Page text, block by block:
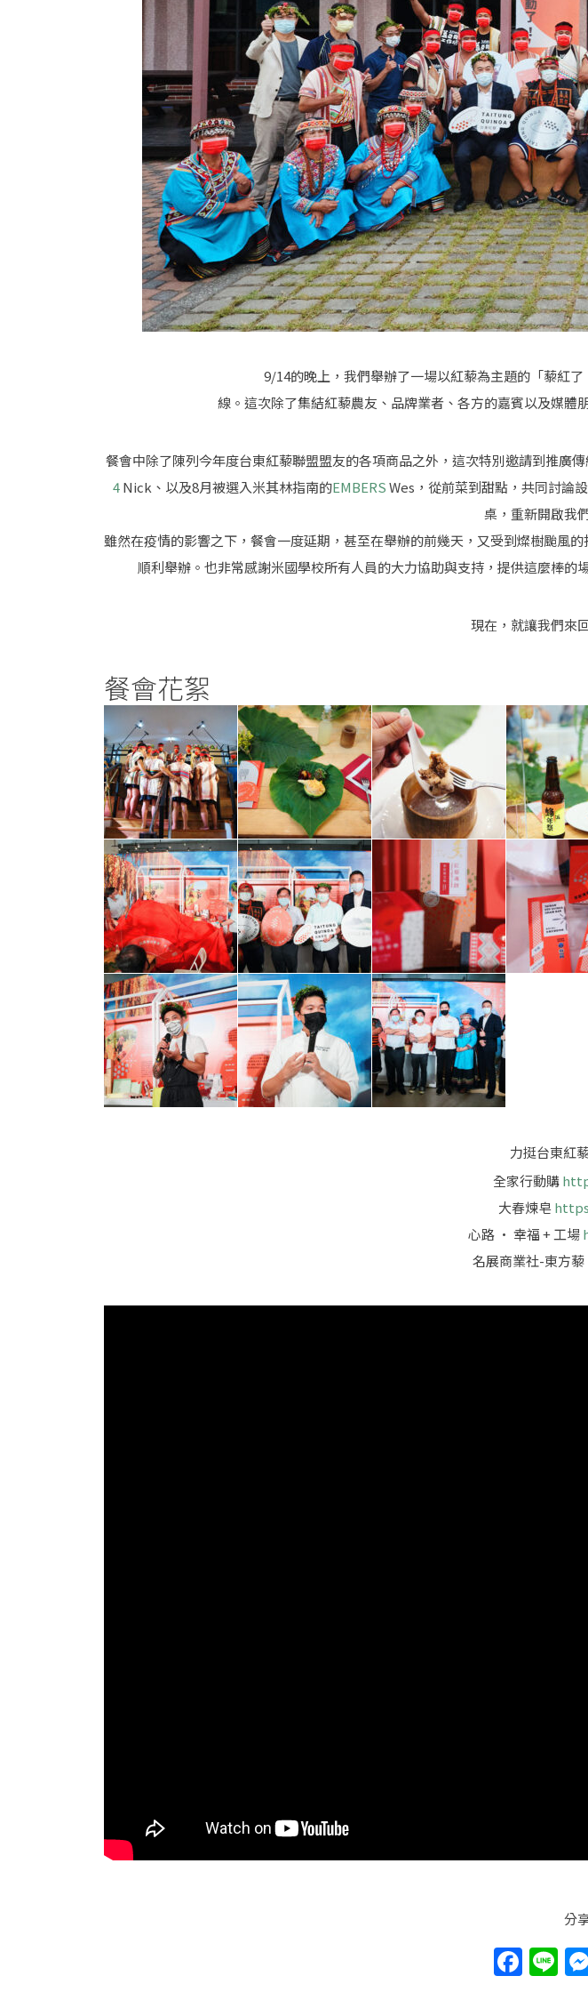
9/14的晚上，我們舉辦了一場以紅藜為主題的「藜紅
線。這次除了集結紅藜農友、品牌業者、各方的嘉賓以及媒體
餐會中除了陳列今年度台東紅藜聯盟盟友的各項商品之外，這次特別邀請到推廣
4Nick、以及8月被選入米其林指南的EMBERSWes，從前菜到甜點，共同討論
桌，重新開啟我
雖然在疫情的影響之下，餐會一度延期，甚至在舉辦的前幾天，又受到燦樹颱風
順利舉辦。也非常感謝米國學校所有人員的大力協助與支持，提供這麼棒
現在，就讓我們來
餐會花絮
力挺台東紅
全家行動購
大春煉皂
心路 · 幸福 + 工場
名展商業社-東方藜
分
F Li